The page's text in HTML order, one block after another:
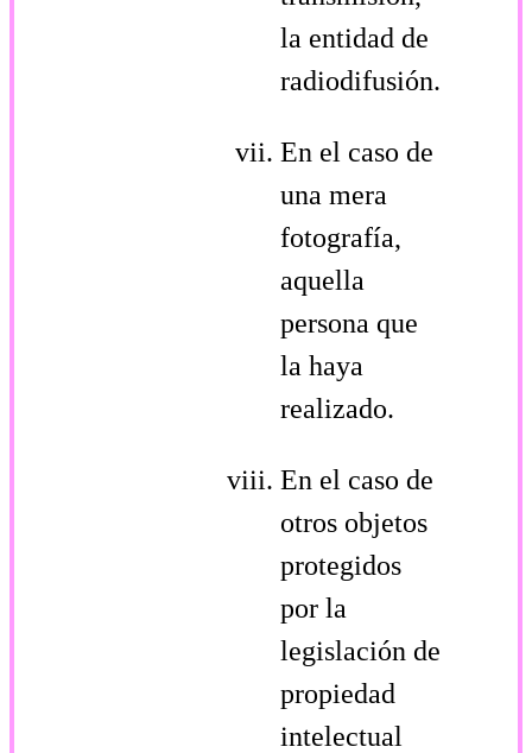
la entidad de
radiodifusión.
En el caso de
una mera
fotografía,
aquella
persona que
la haya
realizado.
En el caso de
otros objetos
protegidos
por la
legislación de
propiedad
intelectual